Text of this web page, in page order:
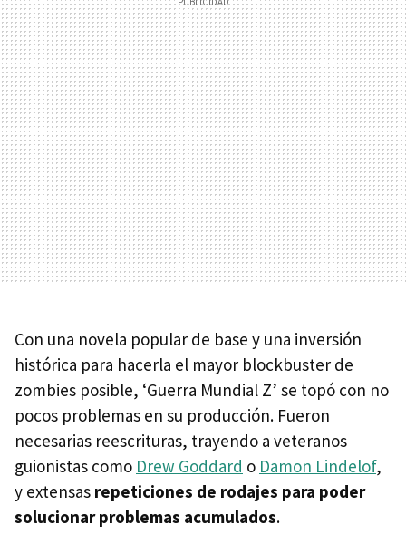
Con una novela popular de base y una inversión
histórica para hacerla el mayor blockbuster de
zombies posible, ‘Guerra Mundial Z’ se topó con no
pocos problemas en su producción. Fueron
necesarias reescrituras, trayendo a veteranos
guionistas como Drew Goddard o Damon Lindelof,
y extensas repeticiones de rodajes para poder
solucionar problemas acumulados.